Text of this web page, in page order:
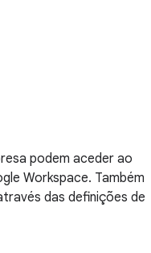
podem aceder ao
Workspace. Também
das definições de